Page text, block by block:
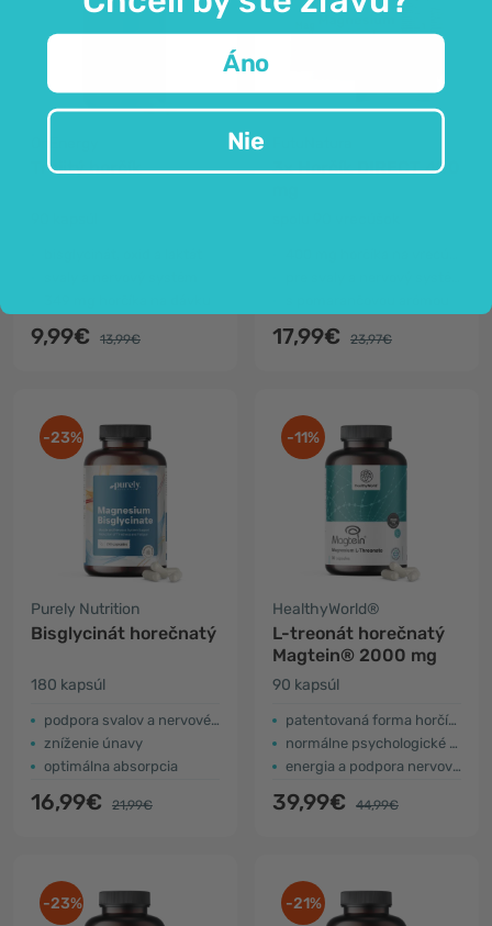
Trojitý horčík
9,99€ 13,99€
3x Horčík DIRECT 400
17,99€ 23,97€
-23%
Purely Nutrition
Bisglycinát horečnatý
180 kapsúl
podpora svalov a nervového systému
zníženie únavy
optimálna absorpcia
16,99€ 21,99€
-11%
HealthyWorld®
L-treonát horečnatý
Magtein® 2000 mg
90 kapsúl
patentovaná forma horčíka
normálne psychologické fungovanie
energia a podpora nervovému systému
39,99€ 44,99€
-23% -21%
Áno
Nie